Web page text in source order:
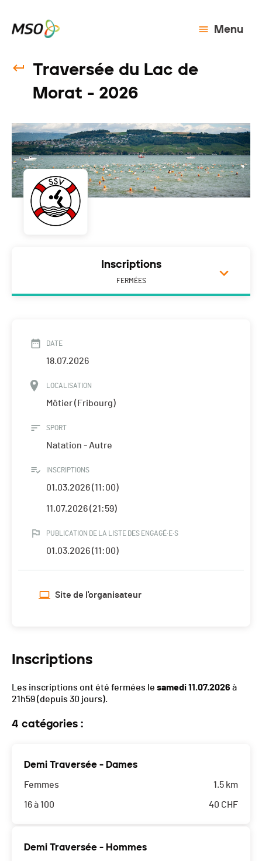
Menu
Traversée du Lac de
Morat - 2026
Inscriptions
FERMÉES
DATE
18.07.2026
LOCALISATION
Môtier (Fribourg)
SPORT
Natation - Autre
INSCRIPTIONS
01.03.2026 (11:00)
11.07.2026 (21:59)
PUBLICATION DE LA LISTE DES ENGAGÉ·E·S
01.03.2026 (11:00)
Site de l'organisateur
Inscriptions
Les inscriptions ont été fermées le samedi 11.07.2026 à
21h59(depuis 30 jours).
4 catégories :
Demi Traversée - Dames
Femmes
16 à 100
1.5 km
40 CHF
Cette course est complète !
Demi Traversée - Hommes